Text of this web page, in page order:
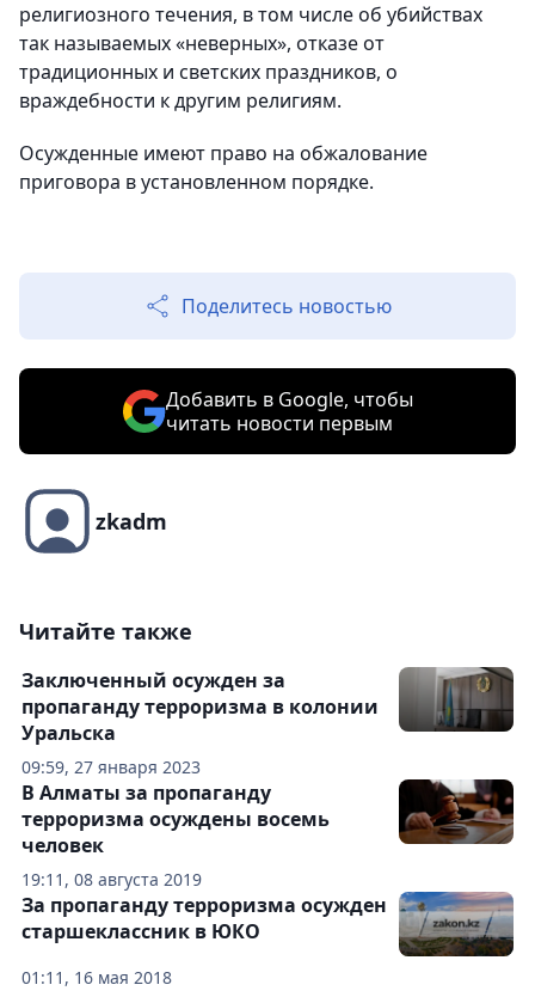
религиозного течения, в том числе об убийствах
так называемых «неверных», отказе от
традиционных и светских праздников, о
враждебности к другим религиям.
Осужденные имеют право на обжалование
приговора в установленном порядке.
Поделитесь новостью
Добавить в Google, чтобы
читать новости первым
zkadm
Читайте также
09:59, 27 января 2023
Заключенный осужден за
пропаганду терроризма в колонии
Уральска
19:11, 08 августа 2019
В Алматы за пропаганду
терроризма осуждены восемь
человек
01:11, 16 мая 2018
За пропаганду терроризма осужден
старшеклассник в ЮКО